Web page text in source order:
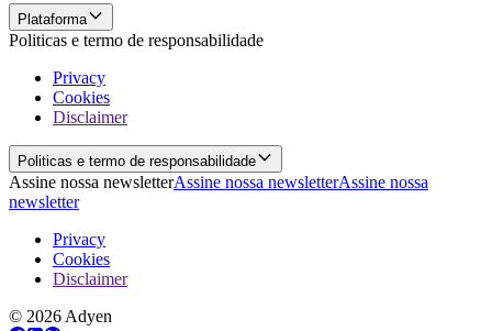
Plataforma
Politicas e termo de responsabilidade
Privacy
Cookies
Disclaimer
Politicas e termo de responsabilidade
Assine nossa newsletterAssine nossa newsletterAssine nossa
newsletter
Privacy
Cookies
Disclaimer
© 2026 Adyen